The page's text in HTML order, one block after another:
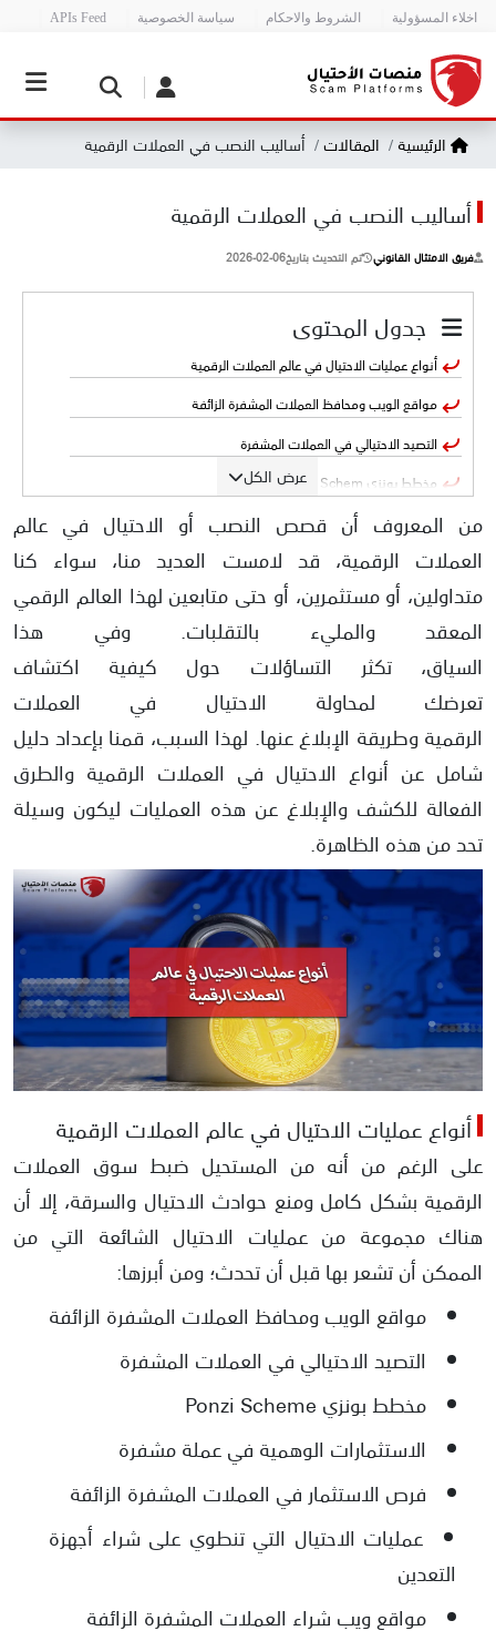
اخلاء المسؤولية الشروط والاحكام سياسة الخصوصية APIs Feed
الرئيسية المقالات أساليب النصب في العملات الرقمية
أساليب النصب في العملات الرقمية
فريق الامتثال القانوني تم التحديث بتاريخ2026-02-06
جدول المحتوى
عرض الكل
أنواع عمليات الاحتيال في عالم العملات الرقمية
مواقع الويب ومحافظ العملات المشفرة الزائفة
التصيد الاحتيالي في العملات المشفرة
مخطط بونزي Ponzi Schem
الاستثمارات الوهمية في عملة مشفرة
فرص الاستثمار في العملات المشفرة الزائفة
عمليات الاحتيال التي تنطوي على شراء أجهزة التعدين
مواقع ويب شراء العملات المشفرة الزائفة
مخططات التلاعب بالأسواق وأسعار العملات المشفرة
ما هي أبرز جرائم العملات الرقمية؟
كيف تعمل العملات الرقمية؟
ما هي الطرق الصحيحة للاستثمار في العملات المشفرة؟
الإجراءات الأمنية العامة الواجب اتباعها لمنع عمليات الاحتيال في عالم العملات
طريقة استرداد البيتكوين المسروقة من عمليات الاحتيال عبر الإنترنت
كيفية الإبلاغ عن عمليات الاحتيال من خلال دعم بينانس Binance
عمليات الاحتيال والنصب باستخدام الــ USDT
كيف تعرف أنك تعرضت لعمليات الاحتيال والنصب باستخدام USDT؟
كيفية استرداد USDT المسروقة
أمثلة على مواقع نصب أخرى في العملات الرقمية
من المعروف أن قصص النصب أو الاحتيال في عالم
العملات الرقمية، قد لامست العديد منا، سواء كنا
متداولين، أو مستثمرين، أو حتى متابعين لهذا العالم الرقمي
المعقد والمليء بالتقلبات. وفي هذا
السياق، تكثر التساؤلات حول كيفية اكتشاف
تعرضك لمحاولة الاحتيال في العملات
الرقمية وطريقة الإبلاغ عنها. لهذا السبب، قمنا بإعداد دليل
شامل عن أنواع الاحتيال في العملات الرقمية والطرق
الفعالة للكشف والإبلاغ عن هذه العمليات ليكون وسيلة
تحد من هذه الظاهرة.
أنواع عمليات الاحتيال في عالم العملات الرقمية
على الرغم من أنه من المستحيل ضبط سوق العملات
الرقمية بشكل كامل ومنع حوادث الاحتيال والسرقة، إلا أن
هناك مجموعة من عمليات الاحتيال الشائعة التي من
الممكن أن تشعر بها قبل أن تحدث؛ ومن أبرزها:
مواقع الويب ومحافظ العملات المشفرة الزائفة
التصيد الاحتيالي في العملات المشفرة
مخطط بونزي Ponzi Scheme
الاستثمارات الوهمية في عملة مشفرة
فرص الاستثمار في العملات المشفرة الزائفة
عمليات الاحتيال التي تنطوي على شراء أجهزة
التعدين
مواقع ويب شراء العملات المشفرة الزائفة